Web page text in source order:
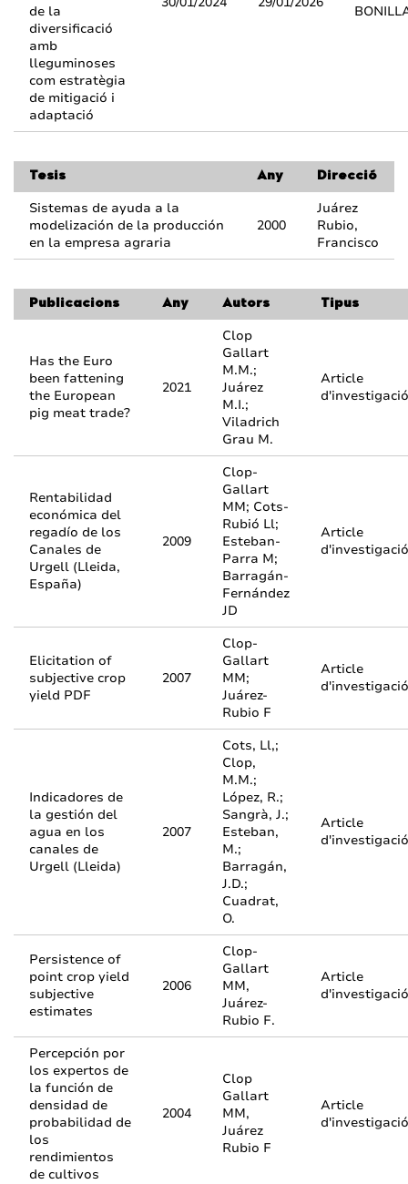
de la
diversificació
amb
lleguminoses
com estratègia
de mitigació i
adaptació
Tesis Any Direcció
Sistemas de ayuda a la
modelización de la producción
en la empresa agraria
2000
Juárez
Rubio,
Francisco
Publicacions Any Autors Tipus
Has the Euro
been fattening
the European
pig meat trade?
2021
Clop
Gallart
M.M.;
Juárez
M.I.;
Viladrich
Grau M.
Article
d'investigació
Rentabilidad
económica del
regadío de los
Canales de
Urgell (Lleida,
España)
2009
Clop-
Gallart
MM; Cots-
Rubió Ll;
Esteban-
Parra M;
Barragán-
Fernández
JD
Article
d'investigació
Elicitation of
subjective crop
yield PDF
2007
Clop-
Gallart
MM;
Juárez-
Rubio F
Article
d'investigació
Indicadores de
la gestión del
agua en los
canales de
Urgell (Lleida)
2007
Cots, Ll,;
Clop,
M.M.;
López, R.;
Sangrà, J.;
Esteban,
M.;
Barragán,
J.D.;
Cuadrat,
O.
Article
d'investigació
Persistence of
point crop yield
subjective
estimates
2006
Clop-
Gallart
MM,
Juárez-
Rubio F.
Article
d'investigació
Percepción por
los expertos de
la función de
densidad de
probabilidad de
los
rendimientos
de cultivos
2004
Clop
Gallart
MM,
Juárez
Rubio F
Article
d'investigació